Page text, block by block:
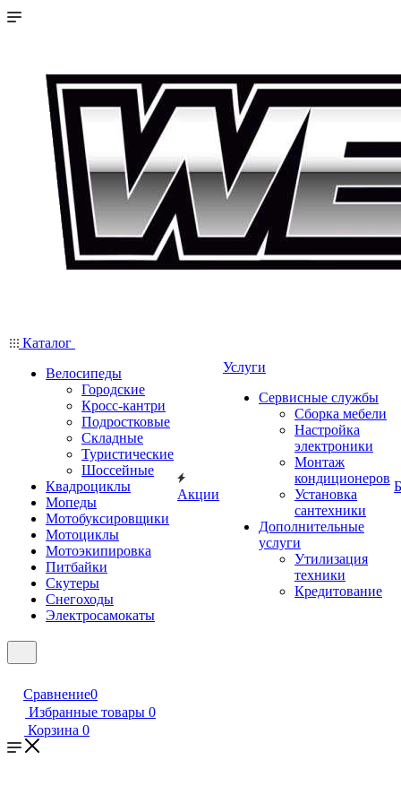
Каталог
Велосипеды
Городские
Кросс-кантри
Подростковые
Складные
Туристические
Шоссейные
Квадроциклы
Мопеды
Мотобуксировщики
Мотоциклы
Мотоэкипировка
Питбайки
Скутеры
Снегоходы
Электросамокаты
Акции
Услуги
Сервисные службы
Сборка мебели
Настройка
электроники
Монтаж
кондиционеров
Установка
сантехники
Дополнительные
услуги
Утилизация
техники
Кредитование
Сравнение0
Избранные товары 0
Корзина 0